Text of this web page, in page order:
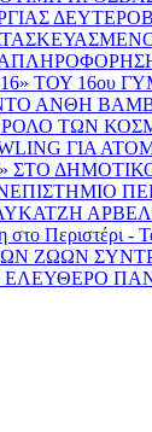
ΤΟΥ 16ου
ΑΝΘΗ
ΡΟΛΟ ΤΩΝ
ΓΙΑ
ΣΤΟ
- Το
ΖΩΩΝ
ΕΛΕΥΘΕΡΟ